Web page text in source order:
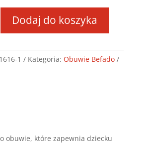
Dodaj do koszyka
1 Kategoria: Obuwie Befado
obuwie, które zapewnia dziecku